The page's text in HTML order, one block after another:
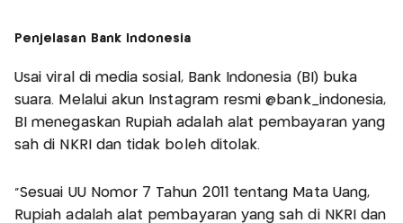
Penjelasan Bank Indonesia
Usai viral di media sosial, Bank Indonesia (BI) buka
suara. Melalui akun Instagram resmi @bank_indonesia,
BI menegaskan Rupiah adalah alat pembayaran yang
sah di NKRI dan tidak boleh ditolak.
"Sesuai UU Nomor 7 Tahun 2011 tentang Mata Uang,
Rupiah adalah alat pembayaran yang sah di NKRI dan